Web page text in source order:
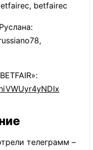
betfairec
телеграмм –